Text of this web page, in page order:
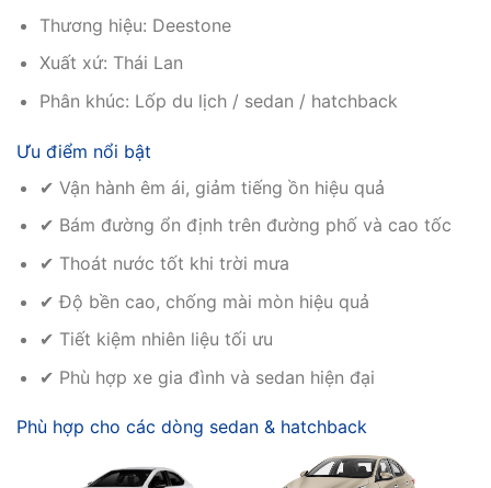
Thương hiệu: Deestone
Xuất xứ: Thái Lan
Phân khúc: Lốp du lịch / sedan / hatchback
Ưu điểm nổi bật
✔ Vận hành êm ái, giảm tiếng ồn hiệu quả
✔ Bám đường ổn định trên đường phố và cao tốc
✔ Thoát nước tốt khi trời mưa
✔ Độ bền cao, chống mài mòn hiệu quả
✔ Tiết kiệm nhiên liệu tối ưu
✔ Phù hợp xe gia đình và sedan hiện đại
Phù hợp cho các dòng sedan & hatchback